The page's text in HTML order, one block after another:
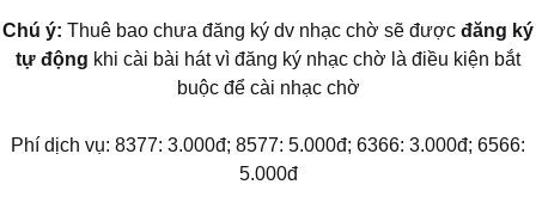
Chú ý: Thuê bao chưa đăng ký dv nhạc chờ sẽ được đăng ký
tự động khi cài bài hát vì đăng ký nhạc chờ là điều kiện bắt
buộc để cài nhạc chờ
Phí dịch vụ: 8377: 3.000đ; 8577: 5.000đ; 6366: 3.000đ; 6566:
5.000đ